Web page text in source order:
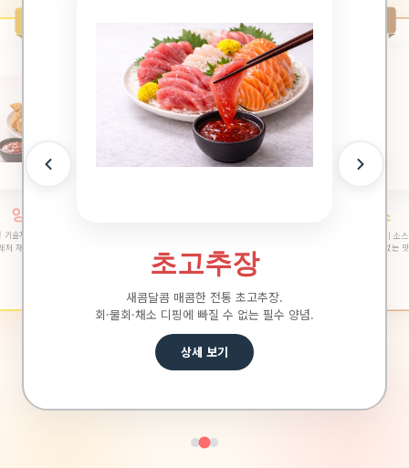
양념치킨 소스
기술자가 직접 배합한 양념치킨 소스.
처 재주문율 1위, 검증된 황금 비율.
초고추장
새콤달콤 매콤한 전통 초고추장.
회·물회·채소 디핑에 빠질 수 없는 필수 양념.
상세 보기
떡볶이 소스
매콤달콤한 황금 비율 떡볶이 소
분식점부터 가정까지, 실패 없는